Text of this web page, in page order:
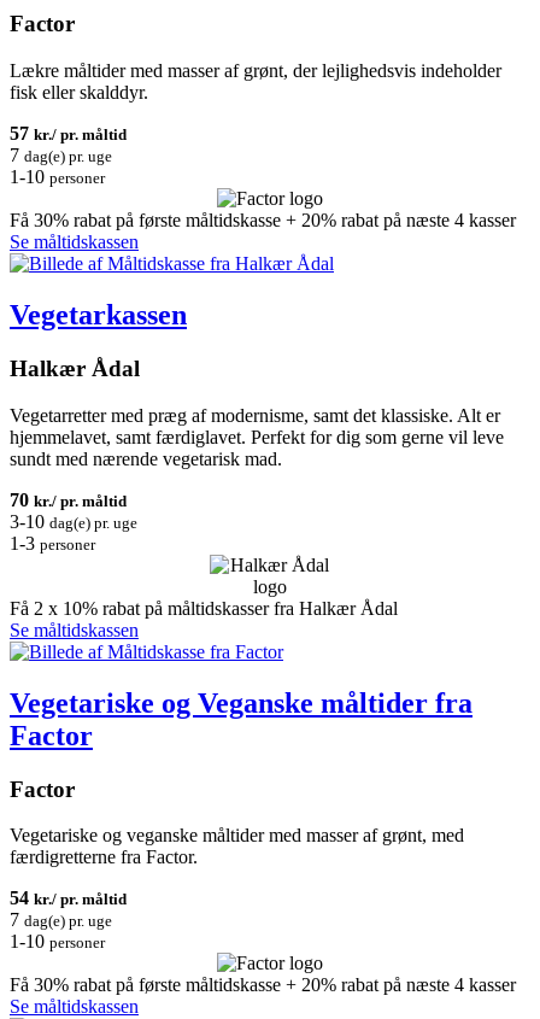
Factor
Lækre måltider med masser af grønt, der lejlighedsvis indeholder
fisk eller skalddyr.
57 kr./ pr. måltid
7 dag(e) pr. uge
1-10 personer
Få 30% rabat på første måltidskasse + 20% rabat på næste 4 kasser
Se måltidskassen
Vegetarkassen
Halkær Ådal
Vegetarretter med præg af modernisme, samt det klassiske. Alt er
hjemmelavet, samt færdiglavet. Perfekt for dig som gerne vil leve
sundt med nærende vegetarisk mad.
70 kr./ pr. måltid
3-10 dag(e) pr. uge
1-3 personer
Få 2 x 10% rabat på måltidskasser fra Halkær Ådal
Se måltidskassen
Vegetariske og Veganske måltider fra
Factor
Factor
Vegetariske og veganske måltider med masser af grønt, med
færdigretterne fra Factor.
54 kr./ pr. måltid
7 dag(e) pr. uge
1-10 personer
Få 30% rabat på første måltidskasse + 20% rabat på næste 4 kasser
Se måltidskassen